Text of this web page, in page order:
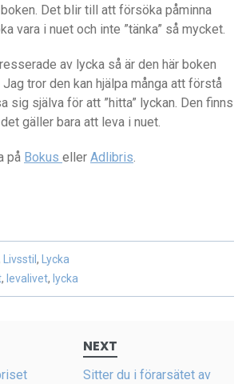
Det blir till att försöka påminna
vara i nuet och inte ”tänka” så mycket.
av lycka så är den här boken
tror den kan hjälpa många att förstå
sig själva för att ”hitta” lyckan. Den finns
gäller bara att leva i nuet.
på Bokus eller Adlibris.
Livsstil , Lycka
, levalivet, lycka
NEXT
Sitter du i förarsätet av